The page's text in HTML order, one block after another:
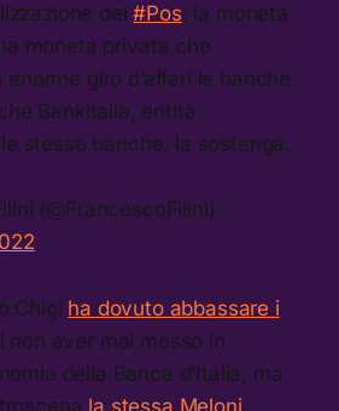
del#Pos: la moneta
moneta privata che
giro d’affari le banche.
Bankitalia, entità
stesse banche, la sostenga.
(@FrancescoFilini)
Chigi ha dovuto abbassare i
non aver mai messo in
della Banca d’Italia, ma